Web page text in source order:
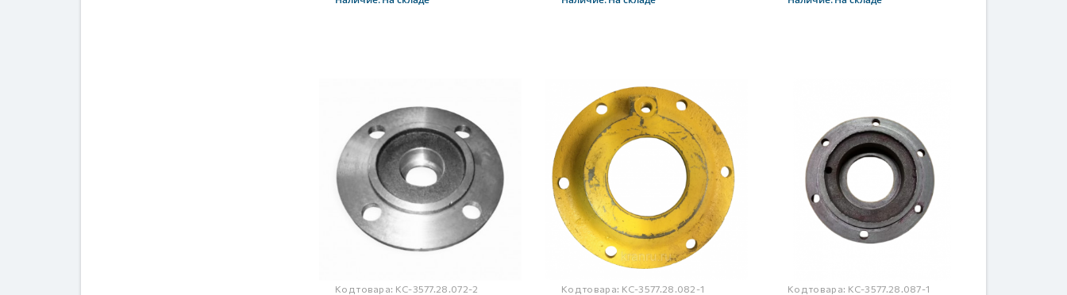
Код товара: КС-3577.28.072-2 Код товара: КС-3577.28.082-1 Код товара: КС-3577.28.087-1